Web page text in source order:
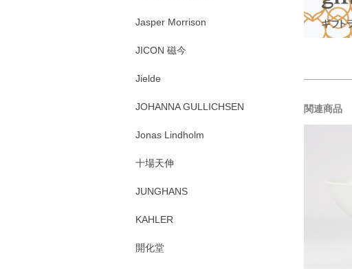
関連商品
Jasper Morrison
JICON 磁今
Jielde
JOHANNA GULLICHSEN
Jonas Lindholm
十場天伸
JUNGHANS
KAHLER
開化堂